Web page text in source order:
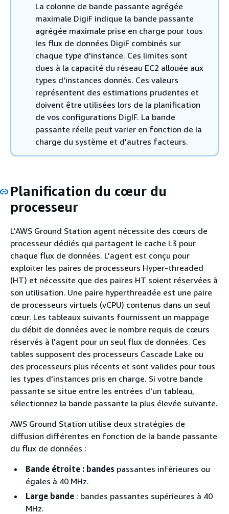
La colonne de bande passante agrégée
maximale DigiF indique la bande passante
agrégée maximale prise en charge pour tous
les flux de données DigiF combinés sur
chaque type d'instance. Ces limites sont
dues à la capacité du réseau EC2 allouée aux
types d'instances donnés. Ces valeurs
représentent des estimations prudentes et
doivent être utilisées lors de la planification
de vos configurations DigIF. La bande
passante réelle peut varier en fonction de la
charge du système et d'autres facteurs.
Planification du cœur du
processeur
L'AWS Ground Station agent nécessite des cœurs de
processeur dédiés qui partagent le cache L3 pour
chaque flux de données. L'agent est conçu pour
exploiter les paires de processeurs Hyper-threaded
(HT) et nécessite que des paires HT soient réservées à
son utilisation. Une paire hyperthreadée est une paire
de processeurs virtuels (vCPU) contenus dans un seul
cœur. Les tableaux suivants fournissent un mappage
du débit de données avec le nombre requis de cœurs
réservés à l'agent pour un seul flux de données. Ces
tables supposent des processeurs Cascade Lake ou
des processeurs plus récents et sont valides pour tous
les types d'instances pris en charge. Si votre bande
passante se situe entre les entrées d'un tableau,
sélectionnez la bande passante la plus élevée suivante.
AWS Ground Station utilise deux stratégies de
diffusion différentes en fonction de la bande passante
du flux de données :
Bande étroite : bandes passantes inférieures ou
égales à 40 MHz.
Large bande : bandes passantes supérieures à 40
MHz.